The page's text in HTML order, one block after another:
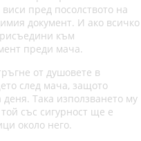
пред посолството на
документ. И ако всичко
към
преди мача.
от душовете в
след мача, защото
Така използването му
със сигурност ще е
около него.